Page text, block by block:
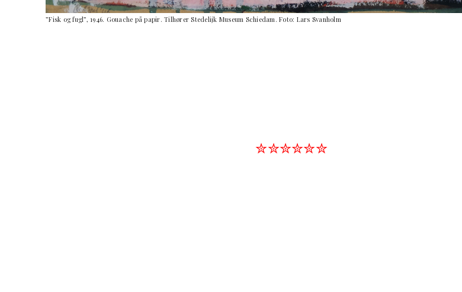
”Fisk og fugl”, 1946. Gouache på papir. Tilhører Stedelijk Museum Schiedam. Foto: Lars Svanholm
✮✮✮✮✮✮